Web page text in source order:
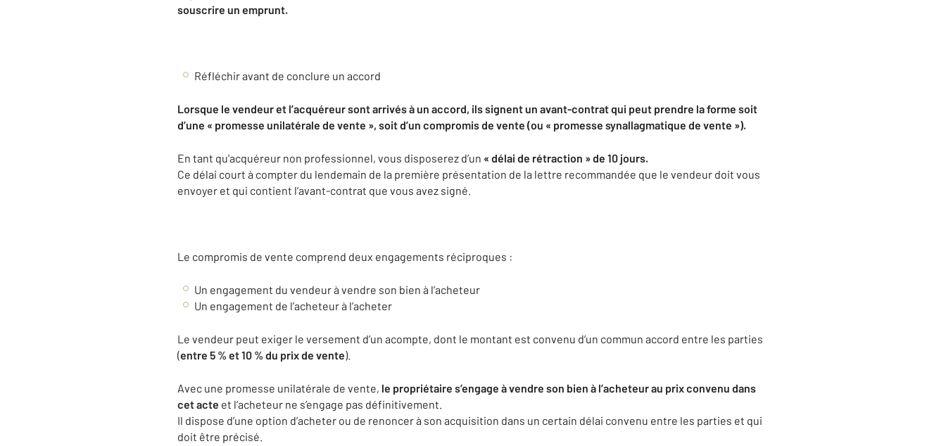
souscrire un emprunt.
Réfléchir avant de conclure un accord
Lorsque le vendeur et l’acquéreur sont arrivés à un accord, ils signent un avant-contrat qui peut prendre la forme soit
d’une « promesse unilatérale de vente », soit d’un compromis de vente (ou « promesse synallagmatique de vente »).
En tant qu'acquéreur non professionnel, vous disposerez d’un « délai de rétraction » de 10 jours.
Ce délai court à compter du lendemain de la première présentation de la lettre recommandée que le vendeur doit vous
envoyer et qui contient l’avant-contrat que vous avez signé.
Le compromis de vente comprend deux engagements réciproques :
Un engagement du vendeur à vendre son bien à l’acheteur
Un engagement de l’acheteur à l’acheter
Le vendeur peut exiger le versement d’un acompte, dont le montant est convenu d’un commun accord entre les parties
(entre 5 % et 10 % du prix de vente).
Avec une promesse unilatérale de vente, le propriétaire s’engage à vendre son bien à l’acheteur au prix convenu dans
cet acte et l’acheteur ne s’engage pas définitivement.
Il dispose d’une option d’acheter ou de renoncer à son acquisition dans un certain délai convenu entre les parties et qui
doit être précisé.